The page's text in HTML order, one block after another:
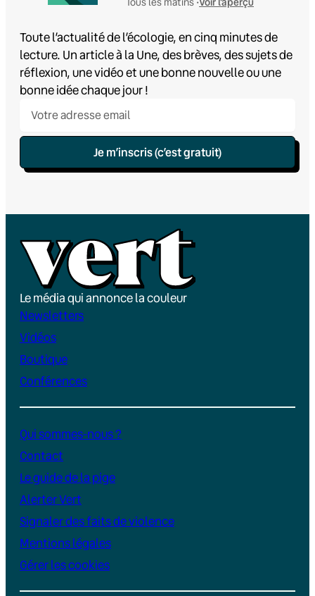
Toute l’actualité de l’écologie, en cinq minutes de
lecture. Un article à la Une, des brèves, des sujets de
réflexion, une vidéo et une bonne nouvelle ou une
bonne idée chaque jour !
Je m’inscris (c’est gratuit)
Le média qui annonce la couleur
Newsletters
Vidéos
Boutique
Conférences
Qui sommes-nous ?
Contact
Le guide de la pige
Alerter Vert
Signaler des faits de violence
Mentions légales
Gérer les cookies